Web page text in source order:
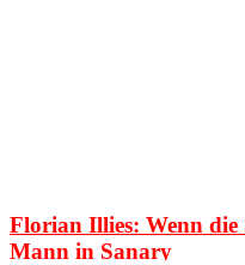
Florian Illies: Wenn die
Mann in Sanary